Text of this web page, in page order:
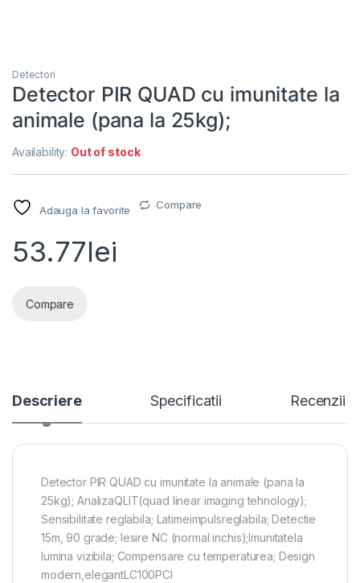
Detectori
Detector PIR QUAD cu imunitate la
animale (pana la 25kg);
Availability: Out of stock
Adauga la favorite Compare
53.77lei
Compare
Descriere Specificatii Recenzii
Detector PIR QUAD cu imunitate la animale (pana la
25kg); AnalizaQLIT(quad linear imaging tehnology);
Sensibilitate reglabila; Latimeimpulsreglabila; Detectie
15m, 90 grade; Iesire NC (normal inchis);Imunitatela
lumina vizibila; Compensare cu temperaturea; Design
modern,elegantLC100PCI